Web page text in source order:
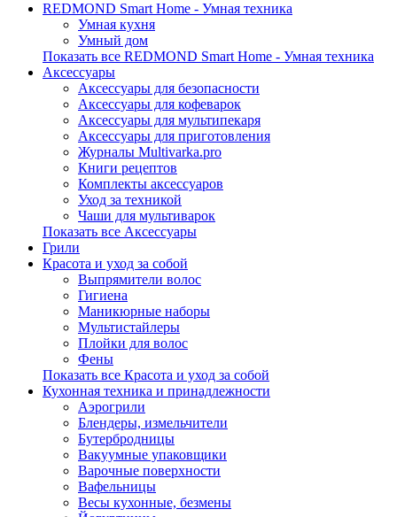
REDMOND Smart Home - Умная техника
Умная кухня
Умный дом
Показать все REDMOND Smart Home - Умная техника
Аксессуары
Аксессуары для безопасности
Аксессуары для кофеварок
Аксессуары для мультипекаря
Аксессуары для приготовления
Журналы Multivarka.pro
Книги рецептов
Комплекты аксессуаров
Уход за техникой
Чаши для мультиварок
Показать все Аксессуары
Грили
Красота и уход за собой
Выпрямители волос
Гигиена
Маникюрные наборы
Мультистайлеры
Плойки для волос
Фены
Показать все Красота и уход за собой
Кухонная техника и принадлежности
Аэрогрили
Блендеры, измельчители
Бутербродницы
Вакуумные упаковщики
Варочные поверхности
Вафельницы
Весы кухонные, безмены